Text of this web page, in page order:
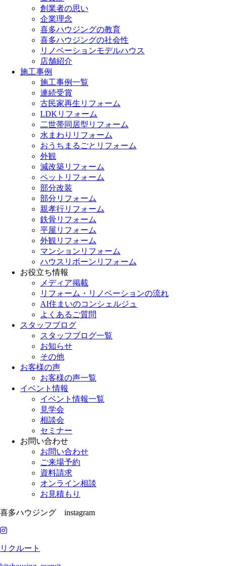
創業者の思い
企業理念
喜多ハウジングの教育
喜多ハウジングの社会性
リノベーションモデルハウス
店舗紹介
施工事例
施工事例一覧
連続受賞
古民家再生リフォーム
LDKリフォーム
二世帯同居型リフォーム
水まわりリフォーム
おうちまるごとリフォーム
外観
減改築リフォーム
ペットリフォーム
部分改装
部分リフォーム
親孝行リフォーム
鉄骨リフォーム
平屋リフォーム
外観リフォーム
マンションリフォーム
ハウスリボーンリフォーム
お役立ち情報
メディア掲載
リフォーム・リノベーションの流れ
AI住まいのコンシェルジュ
よくあるご質問
スタッフブログ
スタッフブログ一覧
お知らせ
その他
お客様の声
お客様の声一覧
イベント情報
イベント情報一覧
見学会
相談会
セミナー
お問い合わせ
お問い合わせ
ご来場予約
資料請求
オンライン相談
お見積もり
喜多ハウジング instagram
リクルート